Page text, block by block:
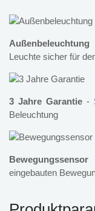
Außenbeleuchtung
Leuchte sicher für
3 Jahre Garantie -
Beleuchtung
Bewegungssensor
eingebauten